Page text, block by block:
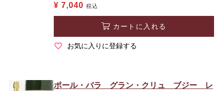
¥ 7,040 税込
カートに入れる
お気に入りに登録する
ポール・バラ グラン・クリュ ブジー レ